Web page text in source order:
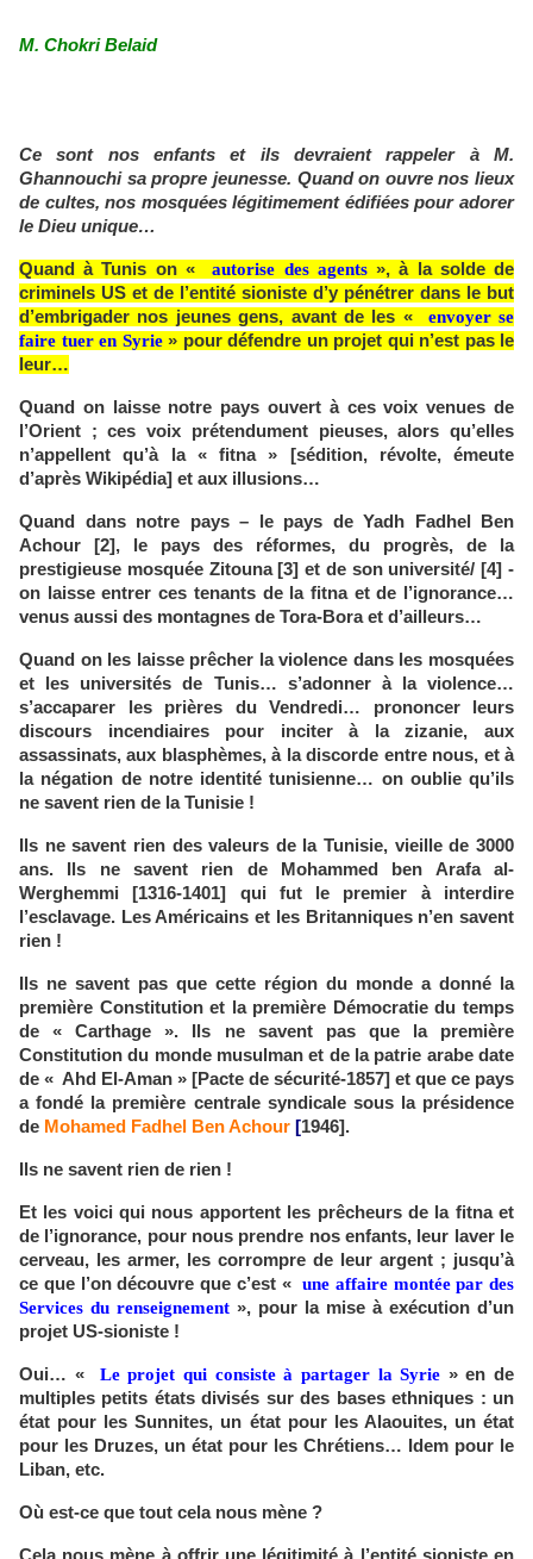
M. Chokri Belaid
Ce sont nos enfants et ils devraient rappeler à M.
Ghannouchi sa propre jeunesse. Quand on ouvre nos lieux
de cultes, nos mosquées légitimement édifiées pour adorer
le Dieu unique…
Quand à Tunis on « autorise des agents», à la solde de
criminels US et de l’entité sioniste d’y pénétrer dans le but
d’embrigader nos jeunes gens, avant de les «
envoyer se
faire tuer en Syrie » pour défendre un projet qui n’est pas le
leur…
Quand on laisse notre pays ouvert à ces voix venues de
l’Orient ; ces voix prétendument pieuses, alors qu’elles
n’appellent qu’à la « fitna » [sédition, révolte, émeute
d’après Wikipédia] et aux illusions…
Quand dans notre pays – le pays de Yadh Fadhel Ben
Achour [2], le pays des réformes, du progrès, de la
prestigieuse mosquée Zitouna [3] et de son université/ [4] -
on laisse entrer ces tenants de la fitna et de l’ignorance…
venus aussi des montagnes de Tora-Bora et d’ailleurs…
Quand on les laisse prêcher la violence dans les mosquées
et les universités de Tunis… s’adonner à la violence…
s’accaparer les prières du Vendredi… prononcer leurs
discours incendiaires pour inciter à la zizanie, aux
assassinats, aux blasphèmes, à la discorde entre nous, et à
la négation de notre identité tunisienne… on oublie qu’ils
ne savent rien de la Tunisie !
Ils ne savent rien des valeurs de la Tunisie, vieille de 3000
ans. Ils ne savent rien de Mohammed ben Arafa al-
Werghemmi [1316-1401] qui fut le premier à interdire
l’esclavage. Les Américains et les Britanniques n’en savent
rien !
Ils ne savent pas que cette région du monde a donné la
première Constitution et la première Démocratie du temps
de « Carthage ». Ils ne savent pas que la première
Constitution du monde musulman et de la patrie arabe date
de « Ahd El-Aman » [Pacte de sécurité-1857] et que ce pays
a fondé la première centrale syndicale sous la présidence
de Mohamed Fadhel Ben Achour [1946].
Ils ne savent rien de rien !
Et les voici qui nous apportent les prêcheurs de la fitna et
de l’ignorance, pour nous prendre nos enfants, leur laver le
cerveau, les armer, les corrompre de leur argent ; jusqu’à
ce que l’on découvre que c’est « une affaire montée par des
Services du renseignement », pour la mise à exécution d’un
projet US-sioniste !
Oui… « Le projet qui consiste à partager la Syrie » en de
multiples petits états divisés sur des bases ethniques : un
état pour les Sunnites, un état pour les Alaouites, un état
pour les Druzes, un état pour les Chrétiens… Idem pour le
Liban, etc.
Où est-ce que tout cela nous mène ?